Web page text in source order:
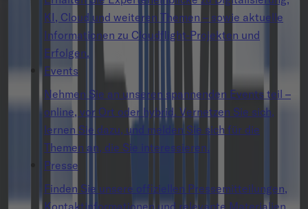
KI, Cloud und weiteren Themen – sowie aktuelle
Informationen zu Cloudflight-Projekten und
Erfolgen.
Events
Nehmen Sie an unseren spannenden Events teil –
online, vor Ort oder hybrid. Vernetzen Sie sich,
lernen Sie dazu, und melden Sie sich für die
Themen an, die Sie interessieren.
Presse
Finden Sie unsere offiziellen Pressemitteilungen,
Kontaktinformationen und relevante Materialien